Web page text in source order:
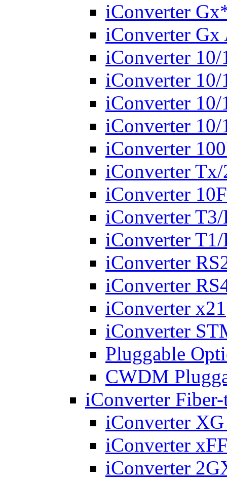
iConverter
iConverter Gx
iConverter
iConverter
iConverter
iConverter 10/
iConverter
iConverter
iConverter
iConverter
iConverter
iConverter
iConverter
iConverter x21
iConverter
Pluggable
CWDM
iConverter
iConverter
iConverter
iConverter